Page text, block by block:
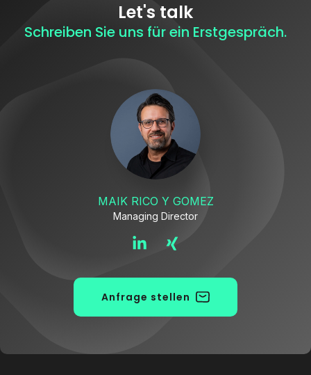
Let's talk
Schreiben Sie uns für ein Erstgespräch.
MAIK RICO Y GOMEZ
Managing Director
Anfrage stellen